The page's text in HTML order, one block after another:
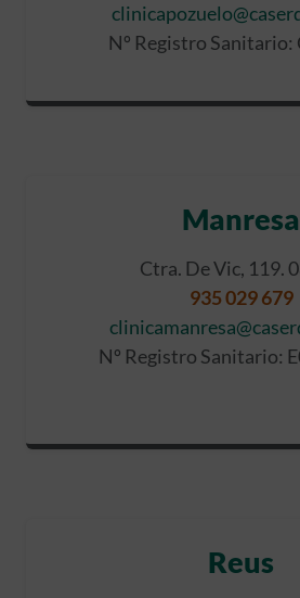
Nº Registro Sanitario:
Manresa
Ctra. De Vic, 119.
935 029 679
Nº Registro Sanitario:
Reus